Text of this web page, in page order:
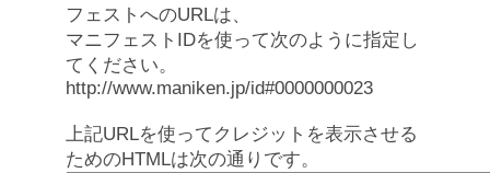
フェストへのURLは、
マニフェストIDを使って次のように指定し
てください。
http://www.maniken.jp/id#0000000023
上記URLを使ってクレジットを表示させる
ためのHTMLは次の通りです。